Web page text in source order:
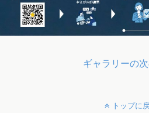
ギャラリーの
トップに